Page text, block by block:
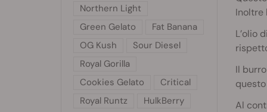
Inoltre
L’olio
Il
Al
Northern Light
Green Gelato
Fat Banana
OG Kush
Sour Diesel
Royal Gorilla
Cookies Gelato
Critical
Royal Runtz
HulkBerry